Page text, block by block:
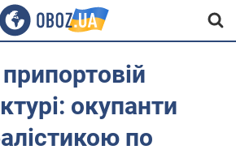
окупанти
по